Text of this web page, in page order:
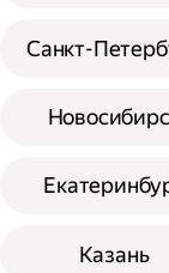
Санкт-
Казань